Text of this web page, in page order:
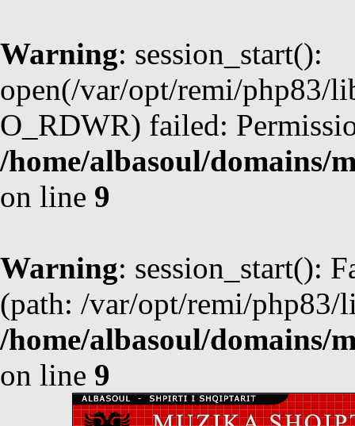
Warning: session_start():
open(/var/opt/remi/php83/
O_RDWR) failed:
/home/albasoul/domains/
on line 9
Warning: session_start():
(path: /var/opt/remi/php83/
/home/albasoul/domains/
on line 9